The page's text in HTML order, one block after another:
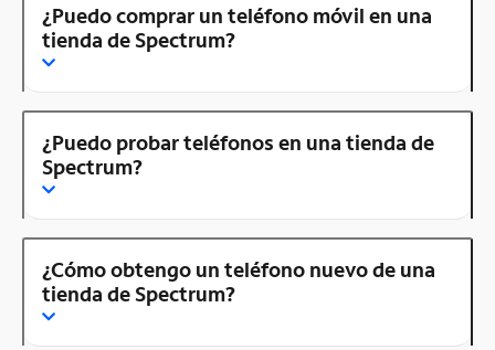
¿Puedo comprar un teléfono móvil en una
tienda de Spectrum?
¿Puedo probar teléfonos en una tienda de
Spectrum?
¿Cómo obtengo un teléfono nuevo de una
tienda de Spectrum?